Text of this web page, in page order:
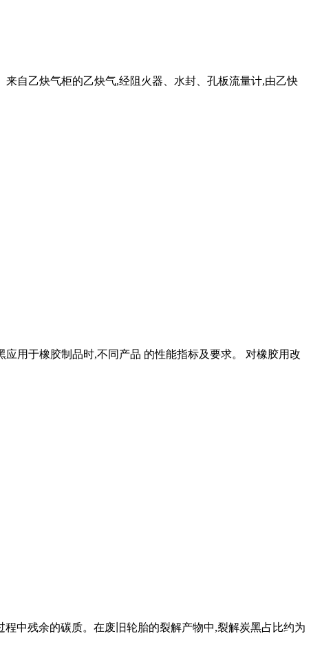
自乙炔气柜的乙炔气,经阻火器、水封、孔板流量计,由乙快
用于橡胶制品时,不同产品 的性能指标及要求。 对橡胶用改
中残余的碳质。在废旧轮胎的裂解产物中,裂解炭黑占比约为